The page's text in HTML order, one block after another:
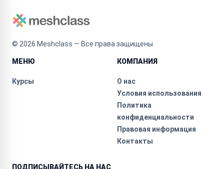
© 2026 Meshclass — Все права защищены
МЕНЮ
Курсы
КОМПАНИЯ
О нас
Условия использования
Политика
конфиденциальности
Правовая информация
Контакты
ПОДПИСЫВАЙТЕСЬ НА НАС